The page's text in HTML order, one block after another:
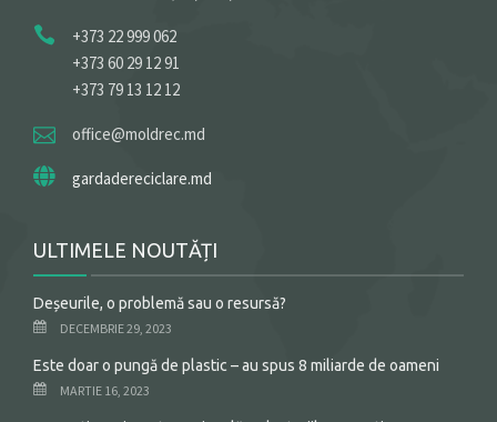
+373 22 999 062
+373 60 29 12 91
+373 79 13 12 12
office@moldrec.md
gardadereciclare.md
ULTIMELE NOUTĂȚI
Deșeurile, o problemă sau o resursă?
DECEMBRIE 29, 2023
Este doar o pungă de plastic – au spus 8 miliarde de oameni
MARTIE 16, 2023